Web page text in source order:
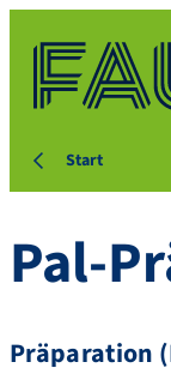
Start
Pal-
Präparation